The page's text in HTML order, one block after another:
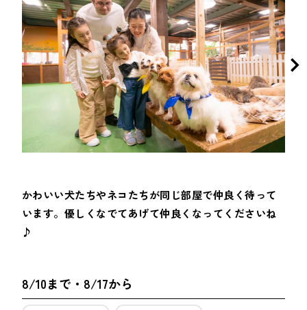
かわいい犬たちやネコたちが同じ部屋で仲良く待って
います。優しくなでてあげて仲良くなってくださいね
♪
8/10まで・8/17から